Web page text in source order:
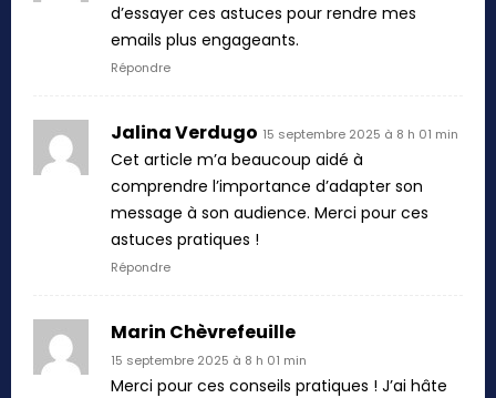
d’essayer ces astuces pour rendre mes
emails plus engageants.
Répondre
Jalina Verdugo 15 septembre 2025 à 8 h 01 min
Cet article m’a beaucoup aidé à
comprendre l’importance d’adapter son
message à son audience. Merci pour ces
astuces pratiques !
Répondre
Marin Chèvrefeuille
15 septembre 2025 à 8 h 01 min
Merci pour ces conseils pratiques ! J’ai hâte